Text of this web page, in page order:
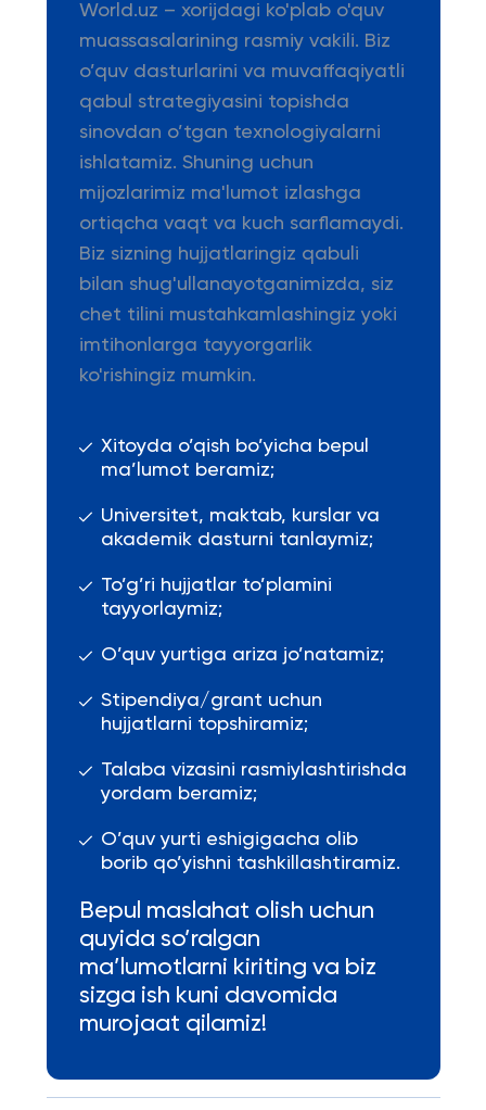
World.uz – xorijdagi ko'plab o'quv
muassasalarining rasmiy vakili. Biz
o’quv dasturlarini va muvaffaqiyatli
qabul strategiyasini topishda
sinovdan o’tgan texnologiyalarni
ishlatamiz. Shuning uchun
mijozlarimiz ma'lumot izlashga
ortiqcha vaqt va kuch sarflamaydi.
Biz sizning hujjatlaringiz qabuli
bilan shug'ullanayotganimizda, siz
chet tilini mustahkamlashingiz yoki
imtihonlarga tayyorgarlik
ko'rishingiz mumkin.
Xitoyda o’qish bo’yicha bepul
ma’lumot beramiz;
Universitet, maktab, kurslar va
akademik dasturni tanlaymiz;
To’g’ri hujjatlar to’plamini
tayyorlaymiz;
O’quv yurtiga ariza jo’natamiz;
Stipendiya/grant uchun
hujjatlarni topshiramiz;
Talaba vizasini rasmiylashtirishda
yordam beramiz;
O’quv yurti eshigigacha olib
borib qo’yishni tashkillashtiramiz.
Bepul maslahat olish uchun
quyida so’ralgan
ma’lumotlarni kiriting va biz
sizga ish kuni davomida
murojaat qilamiz!